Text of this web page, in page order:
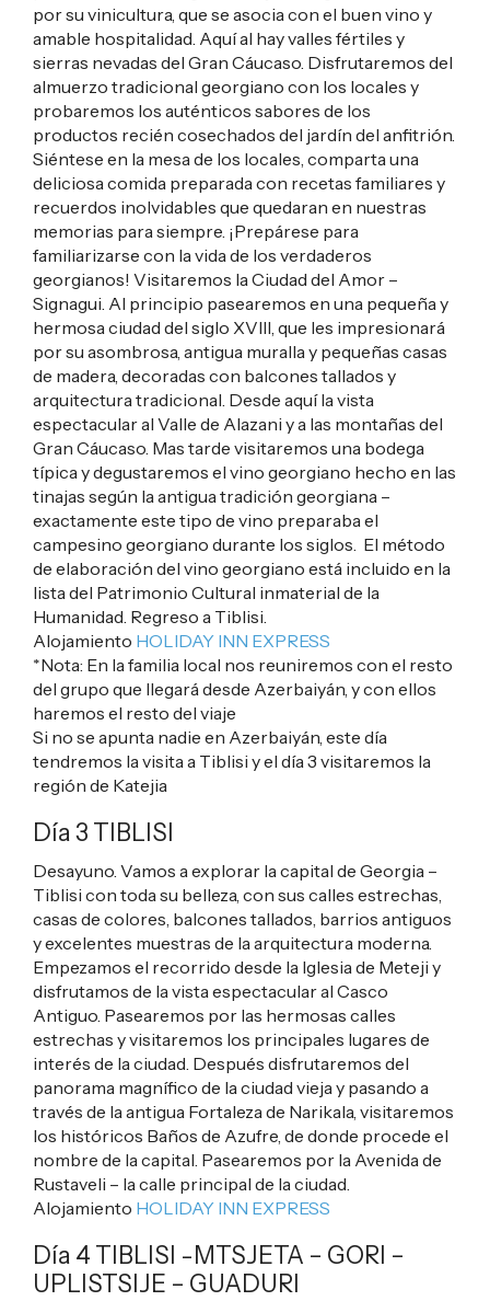
por su vinicultura, que se asocia con el buen vino y
amable hospitalidad. Aquí al hay valles fértiles y
sierras nevadas del Gran Cáucaso. Disfrutaremos del
almuerzo tradicional georgiano con los locales y
probaremos los auténticos sabores de los
productos recién cosechados del jardín del anfitrión.
Siéntese en la mesa de los locales, comparta una
deliciosa comida preparada con recetas familiares y
recuerdos inolvidables que quedaran en nuestras
memorias para siempre. ¡Prepárese para
familiarizarse con la vida de los verdaderos
georgianos! Visitaremos la Ciudad del Amor –
Signagui. Al principio pasearemos en una pequeña y
hermosa ciudad del siglo XVIII, que les impresionará
por su asombrosa, antigua muralla y pequeñas casas
de madera, decoradas con balcones tallados y
arquitectura tradicional. Desde aquí la vista
espectacular al Valle de Alazani y a las montañas del
Gran Cáucaso. Mas tarde visitaremos una bodega
típica y degustaremos el vino georgiano hecho en las
tinajas según la antigua tradición georgiana –
exactamente este tipo de vino preparaba el
campesino georgiano durante los siglos. El método
de elaboración del vino georgiano está incluido en la
lista del Patrimonio Cultural inmaterial de la
Humanidad. Regreso a Tiblisi.
Alojamiento HOLIDAY INN EXPRESS
*Nota: En la familia local nos reuniremos con el resto
del grupo que llegará desde Azerbaiyán, y con ellos
haremos el resto del viaje
Si no se apunta nadie en Azerbaiyán, este día
tendremos la visita a Tiblisi y el día 3 visitaremos la
región de Katejia
Día 3 TIBLISI
Desayuno. Vamos a explorar la capital de Georgia –
Tiblisi con toda su belleza, con sus calles estrechas,
casas de colores, balcones tallados, barrios antiguos
y excelentes muestras de la arquitectura moderna.
Empezamos el recorrido desde la Iglesia de Meteji y
disfrutamos de la vista espectacular al Casco
Antiguo. Pasearemos por las hermosas calles
estrechas y visitaremos los principales lugares de
interés de la ciudad. Después disfrutaremos del
panorama magnífico de la ciudad vieja y pasando a
través de la antigua Fortaleza de Narikala, visitaremos
los históricos Baños de Azufre, de donde procede el
nombre de la capital. Pasearemos por la Avenida de
Rustaveli – la calle principal de la ciudad.
Alojamiento HOLIDAY INN EXPRESS
Día 4 TIBLISI -MTSJETA – GORI –
UPLISTSIJE – GUADURI